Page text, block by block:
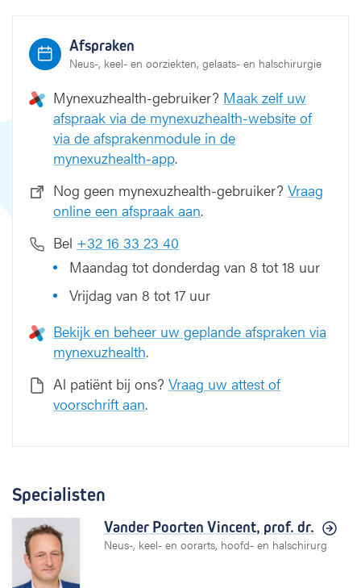
r
o
n
s
t
e
k
n
g
Afspraken
Neus-, keel- en oorziekten, gelaats- en halschirurgie
Mynexuzhealth-gebruiker? Maak zelf uw
afspraak via de mynexuzhealth-website of
via de afsprakenmodule in de
mynexuzhealth-app.
Nog geen mynexuzhealth-gebruiker? Vraag
online een afspraak aan.
Bel +32 16 33 23 40
Maandag tot donderdag van 8 tot 18 uur
Vrijdag van 8 tot 17 uur
Bekijk en beheer uw geplande afspraken via
mynexuzhealth.
Al patiënt bij ons? Vraag uw attest of
voorschrift aan.
Specialisten
Vander Poorten Vincent, prof. dr.
Neus-, keel- en oorarts, hoofd- en halschirurg